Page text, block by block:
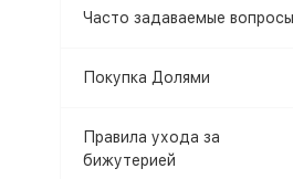
Часто задаваемые вопросы
Покупка Долями
Правила ухода за
бижутерией